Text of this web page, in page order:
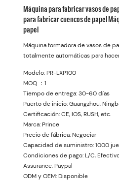
Máquina para fabricar vasos de
para fabricar cuencos de papel
papel
Máquina formadora de vasos de
totalmente automáticas para
Modelo: PR-LXP100
MOQ ：1
Tiempo de entrega: 30-60 días
Puerto de inicio: Guangzhou,
Certificación: CE, IOS, RUSH, etc.
Marca: Prince
Precio de fábrica: Negociar
Capacidad de suministro: 1000
Condiciones de pago: L/C,
Assurance, Paypal
ODM y OEM: Disponible